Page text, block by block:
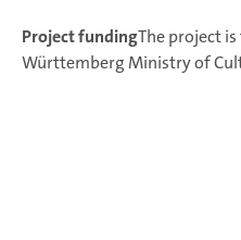
Project fundingThe project
Württemberg Ministry of